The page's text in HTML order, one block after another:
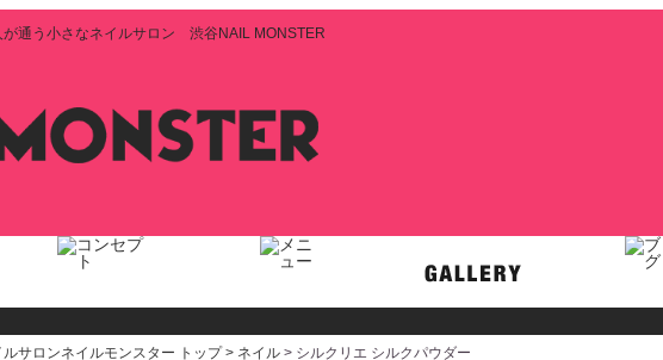
が通う小さなネイルサロン 渋谷NAIL MONSTER
サロンネイルモンスター トップ > ネイル > シルクリエ シルクパウダー